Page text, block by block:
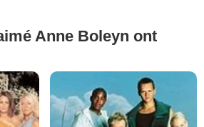
Anne Boleyn ont